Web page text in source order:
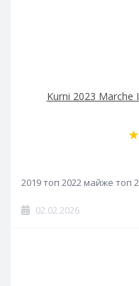
Kurni 2023 Marche
2019 топ 2022 майже топ
02.02.2026